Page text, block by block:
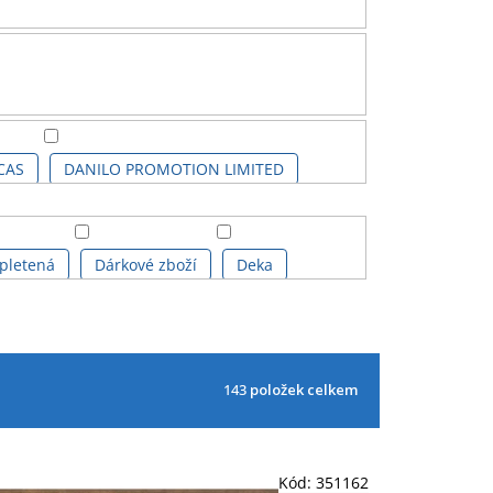
DANILO PROMOTION LIMITED
MOON BAY LOGOSHIRT
Dárkové zboží Deka
Kalendář 3D
143 položek celkem
Kód: 351162